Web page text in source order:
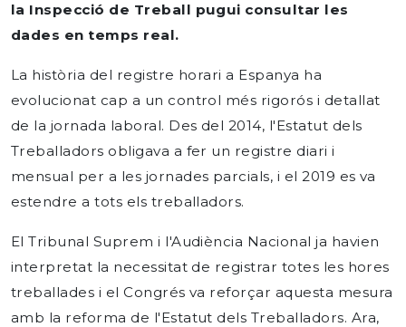
la Inspecció de Treball pugui consultar les
dades en temps real.
La història del registre horari a Espanya ha
evolucionat cap a un control més rigorós i detallat
de la jornada laboral. Des del 2014, l'Estatut dels
Treballadors obligava a fer un registre diari i
mensual per a les jornades parcials, i el 2019 es va
estendre a tots els treballadors.
El Tribunal Suprem i l'Audiència Nacional ja havien
interpretat la necessitat de registrar totes les hores
treballades i el Congrés va reforçar aquesta mesura
amb la reforma de l'Estatut dels Treballadors. Ara,